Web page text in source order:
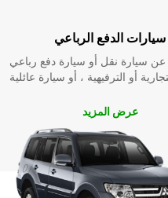
سيارات الدفع الرباعي
سيارة نقل أو سيارة دفع رباعي
أو الترفيهية ، أو سيارة عائلية
عرض المزيد